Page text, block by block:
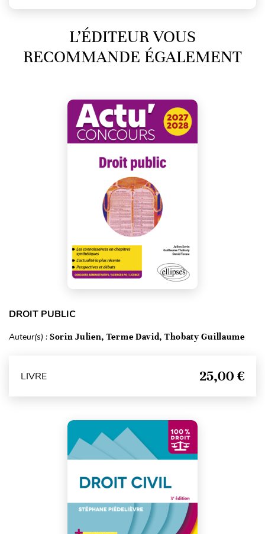
L’ÉDITEUR VOUS
RECOMMANDE ÉGALEMENT
DROIT PUBLIC
Auteur(s) : Sorin Julien, Terme David, Thobaty Guillaume
LIVRE 25,00 €